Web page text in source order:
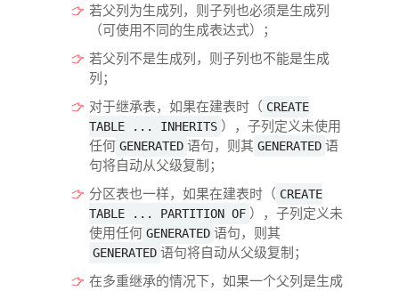
若父列为生成列，则子列也必须是生成列
（可使用不同的生成表达式）；
若父列不是生成列，则子列也不能是生成
列；
对于继承表，如果在建表时（ CREATE
TABLE ... INHERITS ），子列定义未使用
任何 GENERATED 语句，则其 GENERATED 语
句将自动从父级复制；
分区表也一样，如果在建表时（ CREATE
TABLE ... PARTITION OF ），子列定义未
使用任何 GENERATED 语句，则其
GENERATED 语句将自动从父级复制；
在多重继承的情况下，如果一个父列是生成